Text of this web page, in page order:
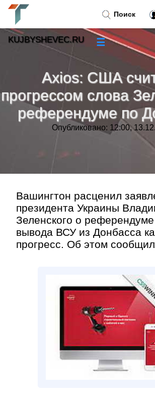
Axios: США
прогрессом слова
референдуме по
Опубликовано: 12:00,
Вашингтон расценил
президента Украины
Зеленского о
вывода ВСУ из Донбасса
прогресс. Об этом
Поиск
KUJBYSHEVEC.RU ☰
Новости»
Тренды новостей »
Рубрики»
Контакт»